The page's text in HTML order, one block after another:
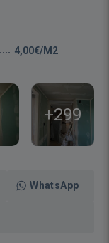
4,00€/M2
+299
WhatsApp